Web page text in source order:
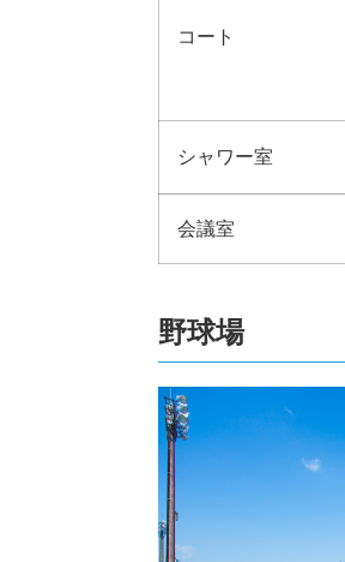
コート
シャワー室
会議室
野球場